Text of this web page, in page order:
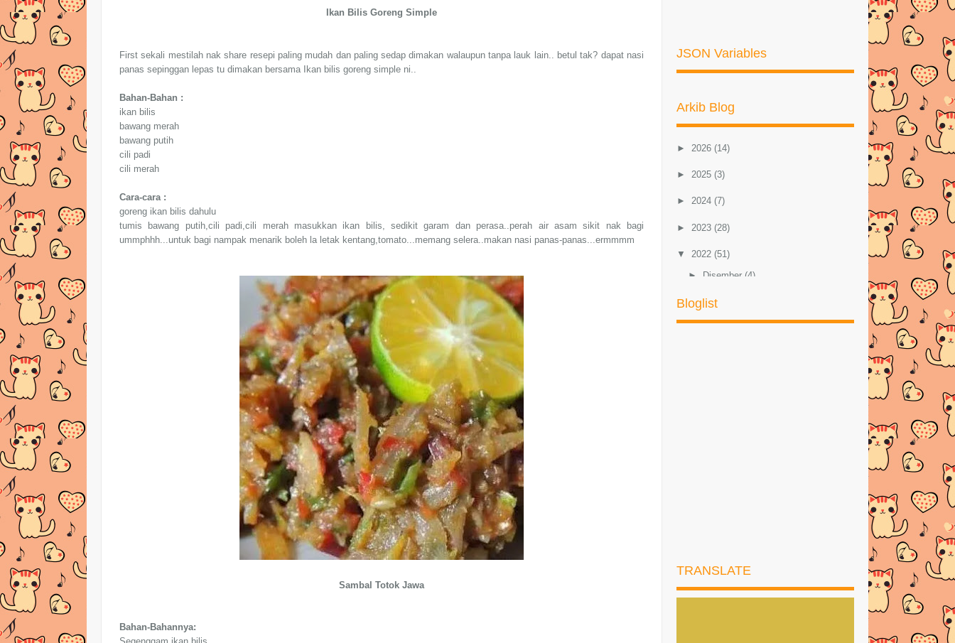
Ikan Bilis Goreng Simple
First sekali mestilah nak share resepi paling mudah dan paling sedap dimakan walaupun tanpa lauk lain.. betul tak? dapat nasi
panas sepinggan lepas tu dimakan bersama Ikan bilis goreng simple ni..
Bahan-Bahan :
ikan bilis
bawang merah
bawang putih
cili padi
cili merah
Cara-cara :
goreng ikan bilis dahulu
tumis bawang putih,cili padi,cili merah masukkan ikan bilis, sedikit garam dan perasa..perah air asam sikit nak bagi
ummphhh...untuk bagi nampak menarik boleh la letak kentang,tomato...memang selera..makan nasi panas-panas...ermmmm
Sambal Totok Jawa
Bahan-Bahannya:
JSON Variables
Arkib Blog
► 2026 (14)
► 2025 (3)
► 2024 (7)
► 2023 (28)
▼ 2022 (51)
► Disember (4)
►November
BILIS
Bloglist
TRANSLATE